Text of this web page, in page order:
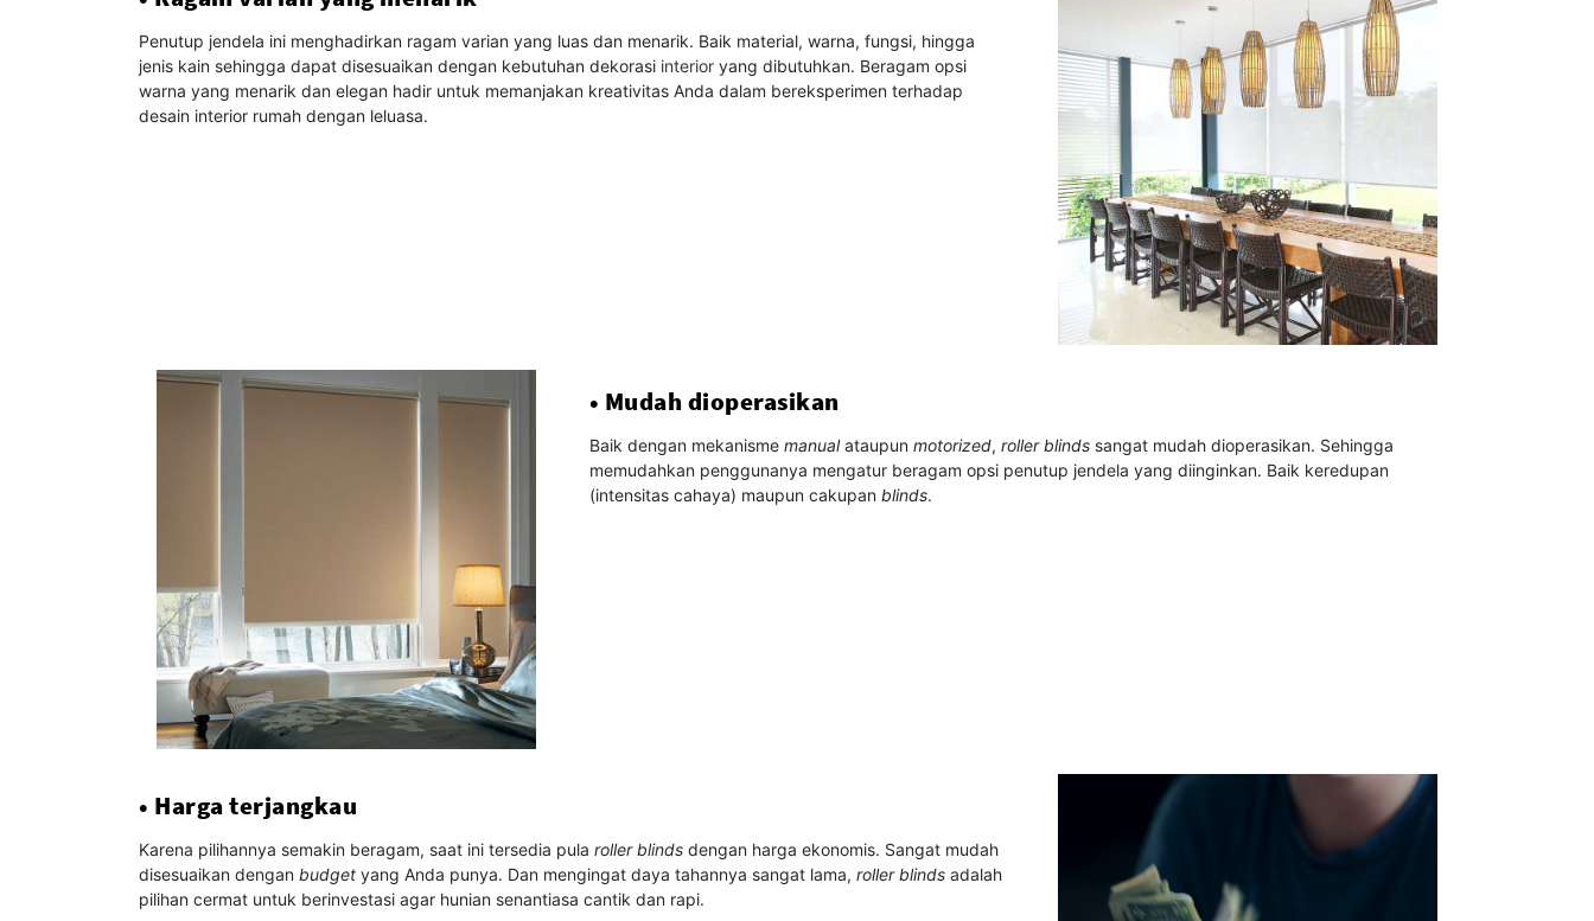
Penutup jendela ini menghadirkan ragam varian yang luas dan menarik. Baik material, warna, fungsi, hingga
jenis kain sehingga dapat disesuaikan dengan kebutuhan dekorasi interior yang dibutuhkan. Beragam opsi
warna yang menarik dan elegan hadir untuk memanjakan kreativitas Anda dalam bereksperimen terhadap
desain interior rumah dengan leluasa.
• Mudah dioperasikan
Baik dengan mekanisme manualataupun motorized, roller blindssangat mudah dioperasikan. Sehingga
memudahkan penggunanya mengatur beragam opsi penutup jendela yang diinginkan. Baik keredupan
(intensitas cahaya) maupun cakupan blinds.
• Harga terjangkau
Karena pilihannya semakin beragam, saat ini tersedia pula roller blinds dengan harga ekonomis. Sangat mudah
disesuaikan dengan budget yang Anda punya. Dan mengingat daya tahannya sangat lama, roller blinds adalah
pilihan cermat untuk berinvestasi agar hunian senantiasa cantik dan rapi.